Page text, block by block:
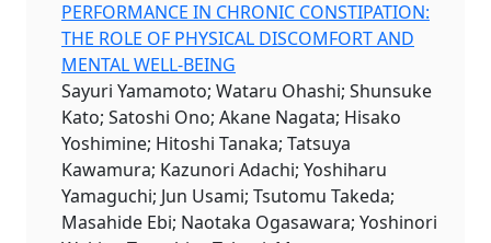
PERFORMANCE IN CHRONIC CONSTIPATION:
THE ROLE OF PHYSICAL DISCOMFORT AND
MENTAL WELL-BEING
Sayuri Yamamoto; Wataru Ohashi; Shunsuke
Kato; Satoshi Ono; Akane Nagata; Hisako
Yoshimine; Hitoshi Tanaka; Tatsuya
Kawamura; Kazunori Adachi; Yoshiharu
Yamaguchi; Jun Usami; Tsutomu Takeda;
Masahide Ebi; Naotaka Ogasawara; Yoshinori